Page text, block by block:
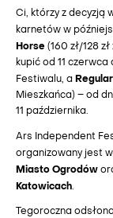
Ci, którzy z decyzją
karnetów w
Horse (160 zł/128
kupić od 11
Festiwalu, a
Mieszkańca) – od
11 października.
Ars Independent
organizowany jest
Miasto Ogrodów
Katowicach.
Tegoroczna